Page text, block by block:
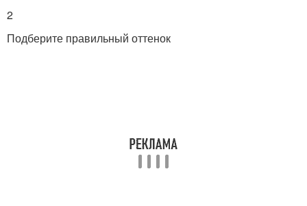
2
Подберите правильный оттенок